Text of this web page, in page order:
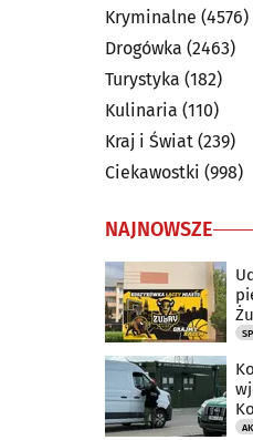
Kryminalne (4576)
Drogówka (2463)
Turystyka (182)
Kulinaria (110)
Kraj i Świat (239)
Ciekawostki (998)
NAJNOWSZE